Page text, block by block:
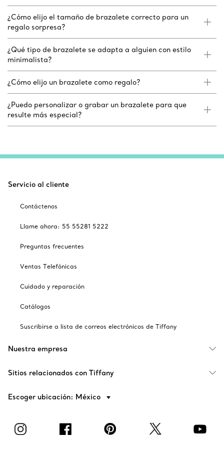
¿Cómo elijo el tamaño de brazalete correcto para un
regalo sorpresa?
¿Qué tipo de brazalete se adapta a alguien con estilo
minimalista?
¿Cómo elijo un brazalete como regalo?
¿Puedo personalizar o grabar un brazalete para que
resulte más especial?
Servicio al cliente
Contáctenos
Llame ahora: 55 55281 5222
Preguntas frecuentes
Ventas Telefónicas
Cuidado y reparación
Catálogos
Suscribirse a lista de correos electrónicos de Tiffany
Nuestra empresa
Sitios relacionados con Tiffany
Escoger ubicación: México